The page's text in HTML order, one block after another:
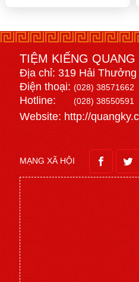
TIỆM KIẾNG QUANG
Địa chỉ: 319 Hải Thưởng
Điện thoại:(028) 38571662
Hotline:(028) 38550591
Website: http://
MẠNG XÃ HỘI